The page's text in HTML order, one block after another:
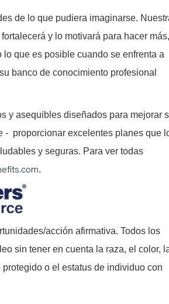
de lo que pudiera imaginarse.
y lo motivará para hacer más,
que es posible cuando se enfrenta a
banco de conocimiento profesional
y asequibles diseñados para mejorar
- proporcionar excelentes planes que
y seguras. Para ver todas
.
acción afirmativa. Todos los
sin tener en cuenta la raza, el color,
o el estatus de individuo con